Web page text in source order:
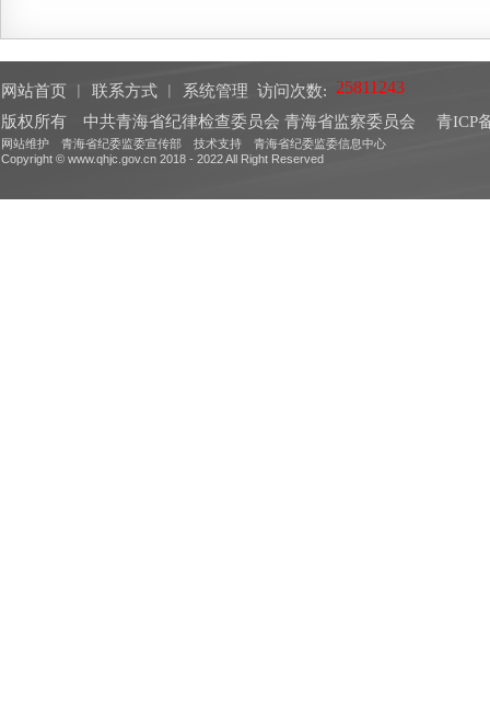
网站首页 联系方式 系统管理 访问次数:
版权所有 中共青海省纪律检查委员会 青海省监察委员会
青ICP
网站维护 青海省纪委监委宣传部 技术支持 青海省纪委监委信息中心
Copyright © www.qhjc.gov.cn 2018 - 2022 All Right Reserved